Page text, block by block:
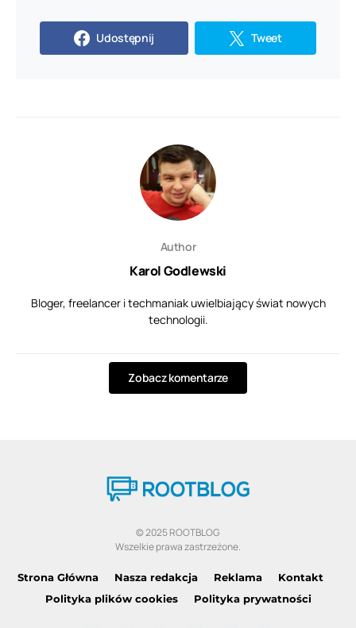
Udostępnij Tweet
Author
Karol Godlewski
Bloger, freelancer i techmaniak uwielbiający świat nowych
technologii.
Zobacz komentarze
© 2025 ROOTBLOG
Wszelkie prawa zastrzeżone.
Strona Główna Nasza redakcja Reklama
Kontakt
Polityka plików cookies
Polityka prywatności